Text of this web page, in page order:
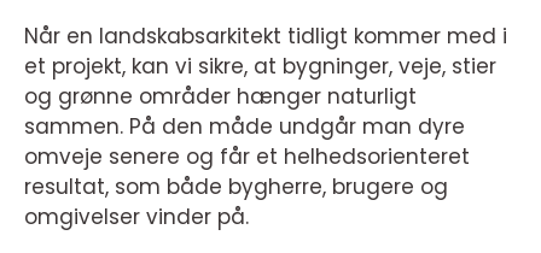
Når en landskabsarkitekt tidligt kommer med i
et projekt, kan vi sikre, at bygninger, veje, stier
og grønne områder hænger naturligt
sammen. På den måde undgår man dyre
omveje senere og får et helhedsorienteret
resultat, som både bygherre, brugere og
omgivelser vinder på.